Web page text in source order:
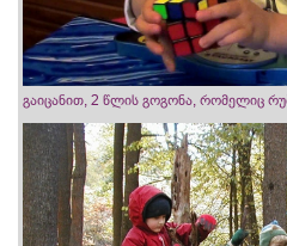
გაიცანით, 2 წლის გოგონა, რომელიც